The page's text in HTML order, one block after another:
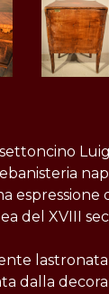
espressione
del XVIII
dalla